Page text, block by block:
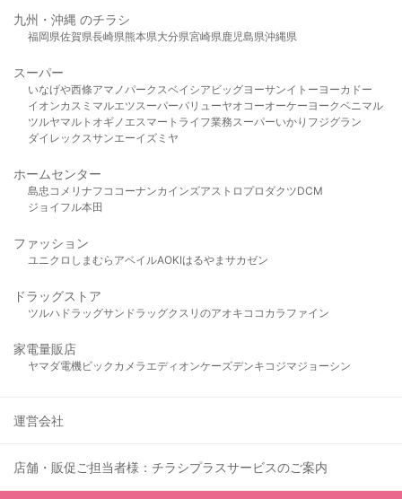
九州・沖縄 のチラシ
福岡県佐賀県長崎県熊本県大分県宮崎県鹿児島県沖縄県
スーパー
いなげや西條アマノパークスベイシア ビッグヨーサンイトーヨーカドー
イオンカスミ マルエツスーパーバリューヤオコーオーケー ヨークベニマル
ツルヤマルト オギノ エスマート ライフ業務スーパーいかり フジグラン
ダイレックスサンエーイズミヤ
ホームセンター
島忠 コメリ ナフコ コーナンカインズアストロプロダクツDCM
ジョイフル本田
ファッション
ユニクロ しまむら アベイルAOKIはるやま サカゼン
ドラッグストア
ツルハドラッグサンドラッグクスリのアオキ ココカラファイン
家電量販店
ヤマダ電機ビックカメラ エディオンケーズデンキ コジマジョーシン
運営会社
店舗・販促ご担当者様：チラシプラスサービスのご案内